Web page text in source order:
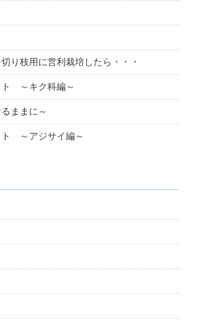
り枝用に営利栽培したら・・・
ト ～キク科編～
ままに～
ト ～アジサイ編～